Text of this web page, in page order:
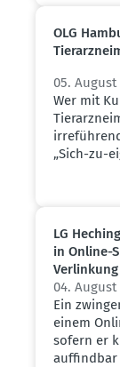
OLG
05. August
Wer mit
„Sich-zu-
LG
in Online-
04. August
Ein
einem
sofern er
auffindbar